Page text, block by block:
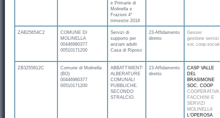
e Primarie di
Molinella e
Frazioni 4°
trimestre 2018
ZAB25654C2
COMUNE DI
MOLINELLA
00446980377
00510171200
Servizi di
supporto per
anziani adulti
Casa di Riposo
23-Affidamento
diretto
Gesser
gestione servizi
ZB3255812C
Comune di Molinella
(BO)
00446980377
00510171200
ABBATTIMENTO
ALBERATURE
COMUNALI
PUBBLICHE.
SECONDO
STRALCIO.
23-Affidamento
diretto
CASP VALLE
DEL
BRASIMONE
SOC. COOP
COOPERATIVA
FACCHINI E
SERVIZI
MOLINELLA
L'OPEROSA